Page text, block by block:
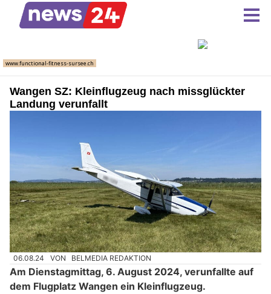
Wangen SZ: Kleinflugzeug nach missglückter
Landung verunfallt
06.08.24 VON BELMEDIA REDAKTION
Am Dienstagmittag, 6. August 2024, verunfallte auf
dem Flugplatz Wangen ein Kleinflugzeug.